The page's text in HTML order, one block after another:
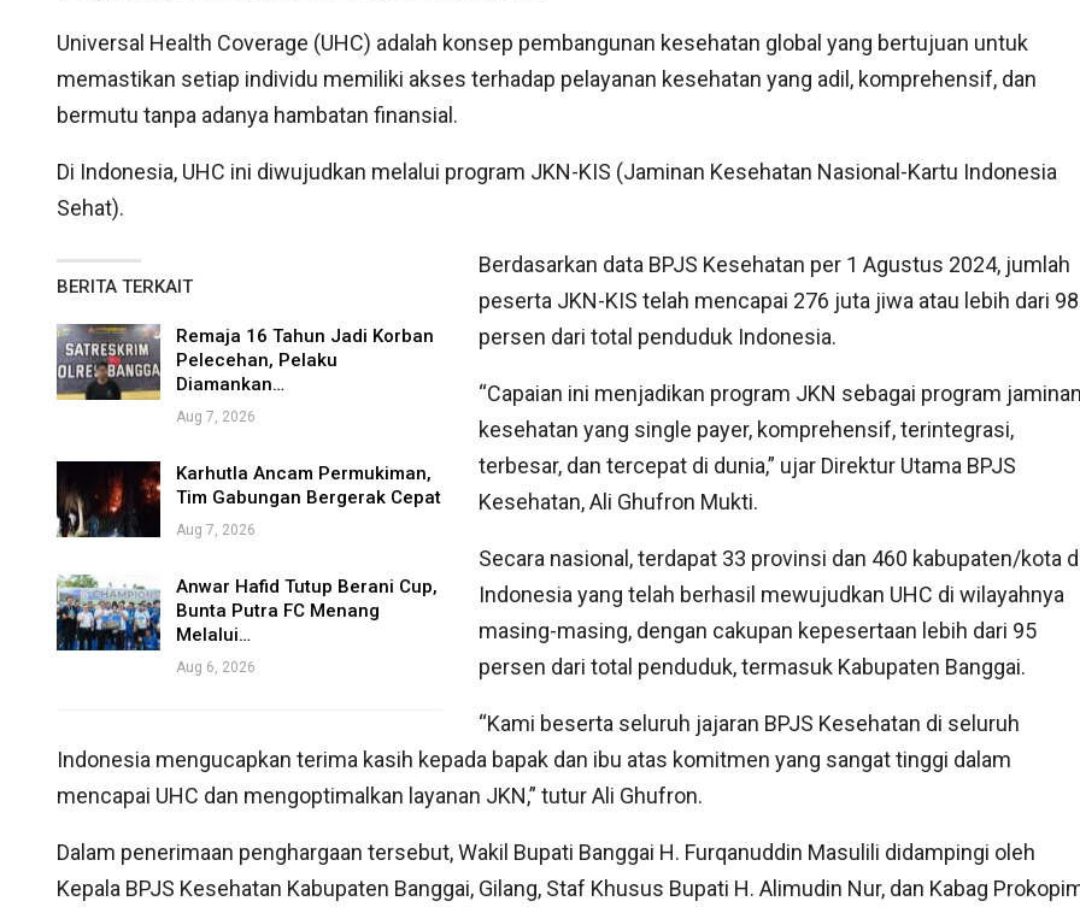
Universal Health Coverage (UHC) adalah konsep pembangunan kesehatan global yang bertujuan untuk
memastikan setiap individu memiliki akses terhadap pelayanan kesehatan yang adil, komprehensif, dan
bermutu tanpa adanya hambatan finansial.
Di Indonesia, UHC ini diwujudkan melalui program JKN-KIS (Jaminan Kesehatan Nasional-Kartu Indonesia
Sehat).
BERITA TERKAIT
Remaja 16 Tahun Jadi Korban
Pelecehan, Pelaku
Diamankan…
Aug 7, 2026
Karhutla Ancam Permukiman,
Tim Gabungan Bergerak Cepat
Aug 7, 2026
Anwar Hafid Tutup Berani Cup,
Bunta Putra FC Menang
Melalui…
Aug 6, 2026
Berdasarkan data BPJS Kesehatan per 1 Agustus 2024, jumlah
peserta JKN-KIS telah mencapai 276 juta jiwa atau lebih dari 98
persen dari total penduduk Indonesia.
“Capaian ini menjadikan program JKN sebagai program
kesehatan yang single payer, komprehensif, terintegrasi,
terbesar, dan tercepat di dunia,” ujar Direktur Utama BPJS
Kesehatan, Ali Ghufron Mukti.
Secara nasional, terdapat 33 provinsi dan 460 kabupaten/kota
Indonesia yang telah berhasil mewujudkan UHC di wilayahnya
masing-masing, dengan cakupan kepesertaan lebih dari 95
persen dari total penduduk, termasuk Kabupaten Banggai.
“Kami beserta seluruh jajaran BPJS Kesehatan di seluruh
Indonesia mengucapkan terima kasih kepada bapak dan ibu atas komitmen yang sangat tinggi dalam
mencapai UHC dan mengoptimalkan layanan JKN,” tutur Ali Ghufron.
Dalam penerimaan penghargaan tersebut, Wakil Bupati Banggai H. Furqanuddin Masulili didampingi oleh
Kepala BPJS Kesehatan Kabupaten Banggai, Gilang, Staf Khusus Bupati H. Alimudin Nur, dan Kabag